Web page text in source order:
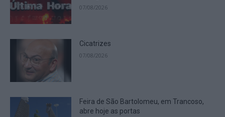
07/08/2026
Cicatrizes
07/08/2026
Feira de São Bartolomeu, em Trancoso,
abre hoje as portas